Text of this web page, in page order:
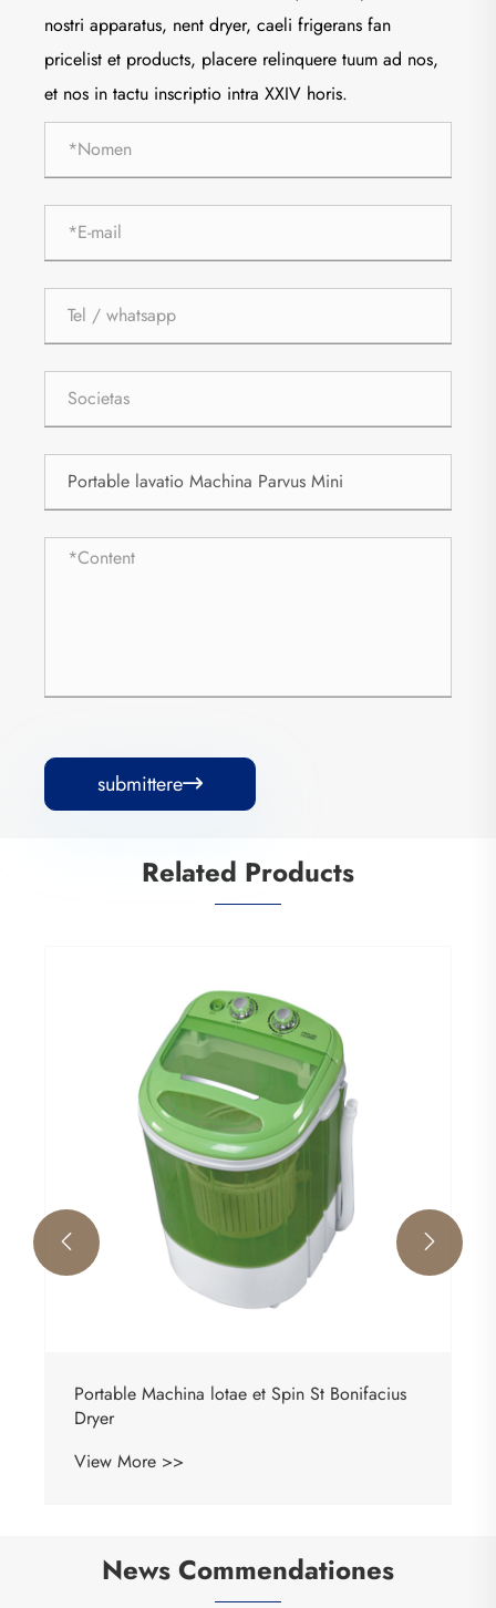
nostri apparatus, nent dryer, caeli frigerans fan
pricelist et products, placere relinquere tuum ad nos,
et nos in tactu inscriptio intra XXIV horis.
submittere
Related Products
Portable Machina lotae et Spin St Bonifacius
Dryer
View More >>
 
News Commendationes